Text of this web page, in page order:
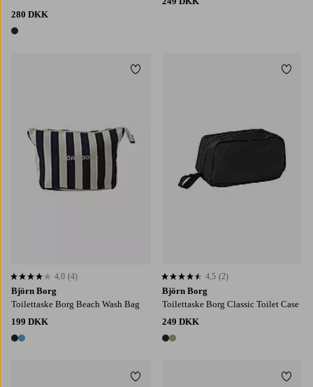
280 DKK
1 farve
Björn Borg
Toilettaske Borg Beach Wash Bag
199 DKK
2 farver
4,0 baseret på 4 bedømmelser
4,0 (4)
Tilføj til favoritter
Björn Borg
Toilettaske Borg Classic Toilet Case
249 DKK
2 farver
4,5 baseret på 2 bedømmelser
4,5 (2)
Tilføj til favoritter